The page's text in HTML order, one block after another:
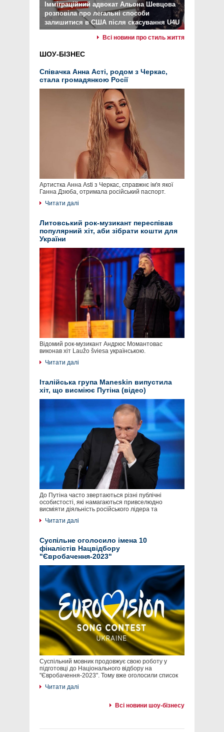
Імміграційний адвокат Альона Шевцова
розповіла про легальні способи
залишитися в США після скасування U4U
Всі новини про стиль життя
ШОУ-БІЗНЕС
Співачка Анна Асті, родом з Черкас,
стала громадянкою Росії
Артистка Анна Asti з Черкас, справжнє ім'я якої
Ганна Дзюба, отримала російський паспорт.
Читати далі
Литовський рок-музикант переспівав
популярний хіт, аби зібрати кошти для
України
Відомий рок-музикант Андрюс Момантовас
виконав хіт Laužo šviesa українською.
Читати далі
Італійська група Maneskin випустила
хіт, що висміює Путіна (відео)
До Путіна часто звертаються різні публічні
особистості, які намагаються привселюдно
висміяти діяльність російського лідера та
Читати далі
Суспільне оголосило імена 10
фіналістів Нацвідбору
"Євробачення-2023"
Суспільний мовник продовжує свою роботу у
підготовці до Національного відбору на
"Євробачення-2023". Тому вже оголосили список
Читати далі
Всі новини шоу-бізнесу